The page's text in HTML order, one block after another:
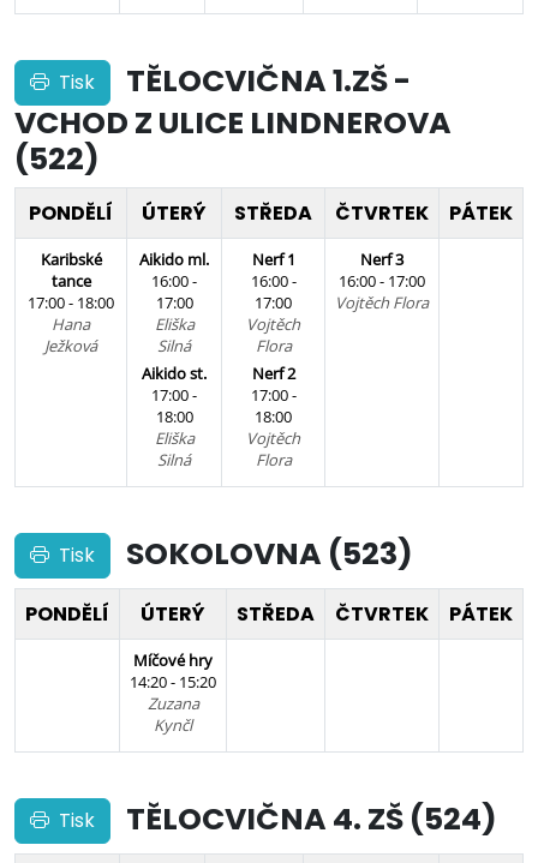
Tisk
TĚLOCVIČNA 1.ZŠ -
VCHOD Z ULICE LINDNEROVA
(522)
PONDĚLÍ ÚTERÝ STŘEDA ČTVRTEK PÁTEK
Karibské
tance
17:00 - 18:00
Hana
Ježková
Aikido ml.
16:00 -
17:00
Eliška
Silná
Aikido st.
17:00 -
18:00
Eliška
Silná
Nerf 1
16:00 -
17:00
Vojtěch
Flora
Nerf 2
17:00 -
18:00
Vojtěch
Flora
Nerf 3
16:00 - 17:00
Vojtěch Flora
Tisk SOKOLOVNA (523)
PONDĚLÍ ÚTERÝ STŘEDA ČTVRTEK PÁTEK
Míčové hry
14:20 - 15:20
Zuzana
Kynčl
Tisk TĚLOCVIČNA 4. ZŠ (524)